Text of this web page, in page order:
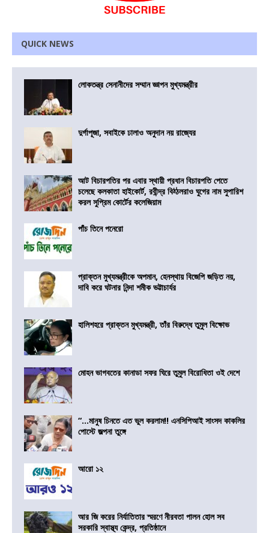
QUICK NEWS
লোকতন্ত্র সেনানীদের সম্মান জ্ঞাপন মুখ্যমন্ত্রীর
দুর্গাপূজা, সবাইকে ঢালাও অনুদান নয় রাজ্যের
আট বিচারপতির পর এবার স্থায়ী প্রধান বিচারপতি পেতে
চলেছে কলকাতা হাইকোর্ট, রবীন্দ্র বিঠ্ঠলরাও ঘুগের নাম সুপারিশ
করল সুপ্রিম কোর্টের কলেজিয়াম
পাঁচ তিনে পনেরো
প্রাক্তন মুখ্যমন্ত্রীকে অপমান, হেনস্থায় বিজেপি জড়িত নয়,
দাবি করে ঘটনার নিন্দা শমীক ভট্টাচার্যর
হালিশহরে প্রাক্তন মুখ্যমন্ত্রী, তাঁর বিরুদ্ধে তুমুল বিক্ষোভ
মোহন ভাগবতের কানাডা সফর ঘিরে তুমুল বিরোধিতা ওই দেশে
“…মানুষ চিনতে এত ভুল করলাম!! এনসিপিআই সাংসদ কাকলির
পোস্টে জল্পনা তুঙ্গে
আরো ১২
আর জি করের নির্যাতিতার স্মরণে নীরবতা পালন হোল সব
সরকারি স্বাস্থ্য কেন্দ্র, প্রতিষ্ঠানে